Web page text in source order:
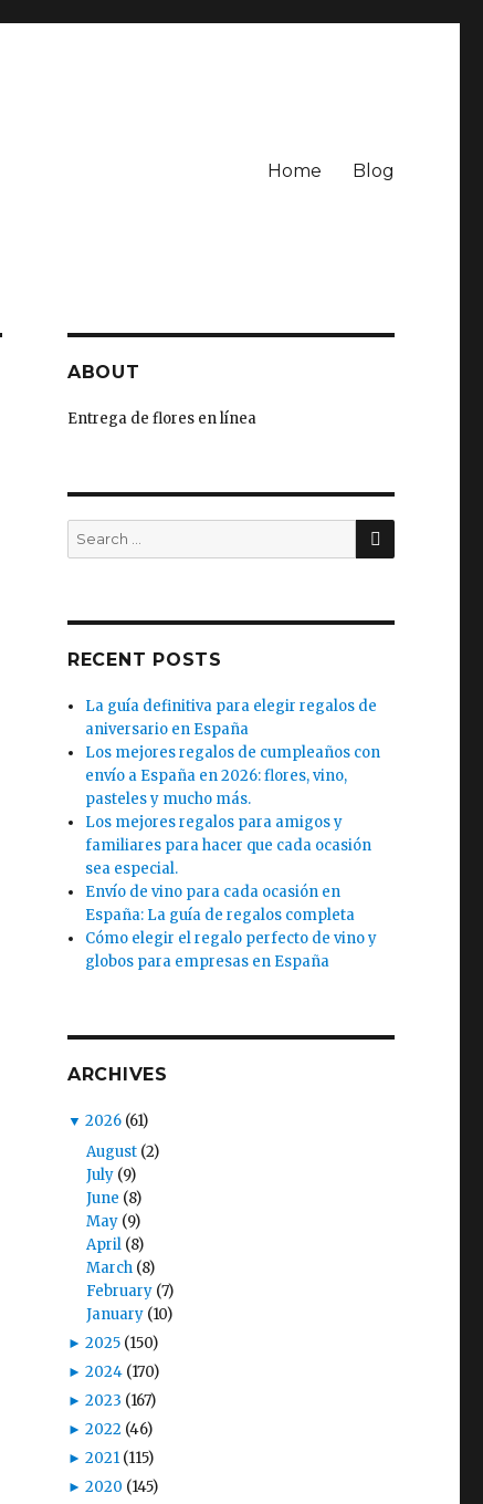
Home Blog
ABOUT
Entrega de flores en línea
Search
for:
SEARCH
RECENT POSTS
La guía definitiva para elegir regalos de
aniversario en España
Los mejores regalos de cumpleaños con
envío a España en 2026: flores, vino,
pasteles y mucho más.
Los mejores regalos para amigos y
familiares para hacer que cada ocasión
sea especial.
Envío de vino para cada ocasión en
España: La guía de regalos completa
Cómo elegir el regalo perfecto de vino y
globos para empresas en España
ARCHIVES
▼ 2026 (61)
August (2)
July (9)
June (8)
May (9)
April (8)
March (8)
February (7)
January (10)
► 2025 (150)
► 2024 (170)
► 2023 (167)
► 2022 (46)
► 2021 (115)
► 2020 (145)